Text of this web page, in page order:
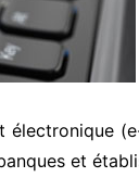
électronique
et